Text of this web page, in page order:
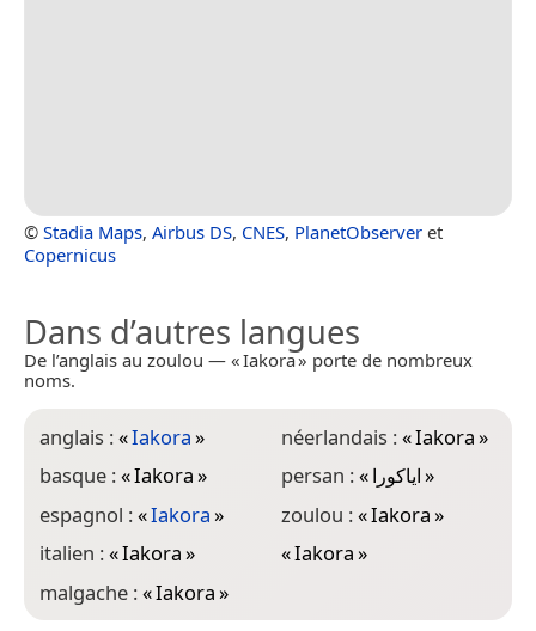
© Stadia Maps, Airbus DS, CNES, PlanetObserver et
Copernicus
Dans d’autres langues
De l’anglais au zoulou — « Iakora » porte de nombreux
noms.
anglais :«Iakora»
basque :«Iakora»
espagnol :«Iakora»
italien :«Iakora»
malgache :«Iakora»
néerlandais :«Iakora»
persan :«ایاکورا»
zoulou :«Iakora»
«Iakora»